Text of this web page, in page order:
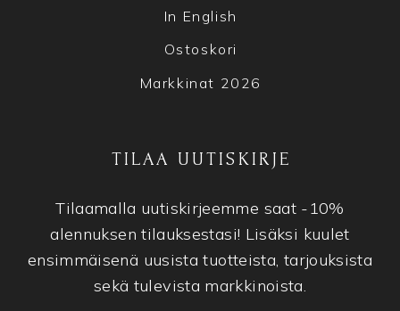
In English
Ostoskori
Markkinat 2026
TILAA UUTISKIRJE
Tilaamalla uutiskirjeemme saat -10%
alennuksen tilauksestasi! Lisäksi kuulet
ensimmäisenä uusista tuotteista, tarjouksista
sekä tulevista markkinoista.